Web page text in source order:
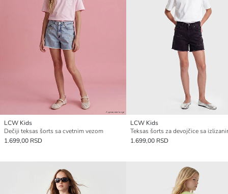
LCW Kids
Dečiji teksas šorts sa cvetnim vezom
1.699,00 RSD
LCW Kids
1.699,00 RSD